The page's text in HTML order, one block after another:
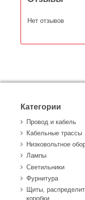
Нет отзывов
Категории
Провод и кабель
Кабельные трассы
Низковольтное
Лампы
Светильники
Фурнитура
Щиты,
коробки